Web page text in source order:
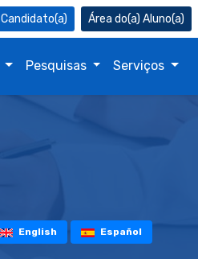
Candidato(a) Aluno(a)
Pesquisas Serviços
English Español